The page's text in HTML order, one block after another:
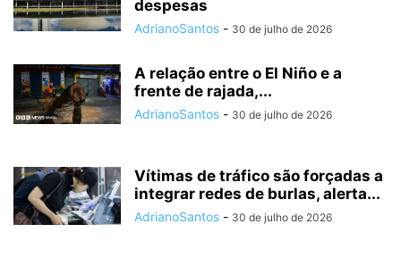
despesas
AdrianoSantos - 30 de julho de 2026
A relação entre o El Niño e a
frente de rajada,...
AdrianoSantos - 30 de julho de 2026
Vítimas de tráfico são forçadas a
integrar redes de burlas, alerta...
AdrianoSantos - 30 de julho de 2026